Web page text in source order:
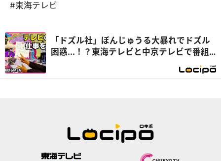
#東海テレビ
「ドズル社」ぼんじゅうる大暴れでドズル
困惑...！？東海テレビと中京テレビで番組